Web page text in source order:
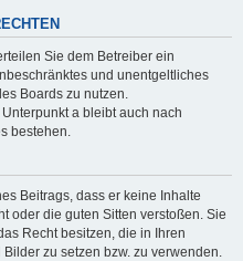
Sie dem Betreiber ein
und unentgeltliches
Boards zu nutzen.
a bleibt auch nach
bestehen.
Beitrags, dass er keine Inhalte
oder die guten Sitten verstoßen. Sie
Recht besitzen, die in Ihren
zu setzen bzw. zu verwenden.